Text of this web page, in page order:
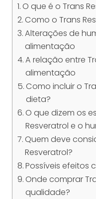
O que é o Trans
Como o Trans
Alterações de
alimentação
A relação entre
alimentação
Como incluir o
dieta?
O que dizem os
Resveratrol e o
Quem deve
Resveratrol?
Possíveis efeitos
Onde comprar
qualidade?